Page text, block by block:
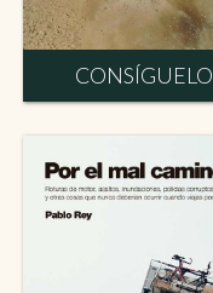
CONSÍGUELO